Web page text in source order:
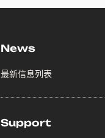
News
最新信息列表
Support